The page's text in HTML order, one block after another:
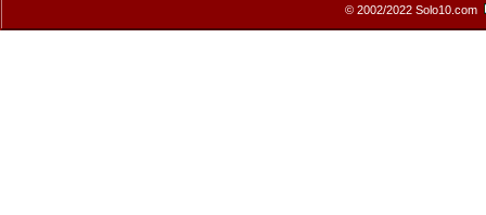
© 2002/2022 Solo10.com